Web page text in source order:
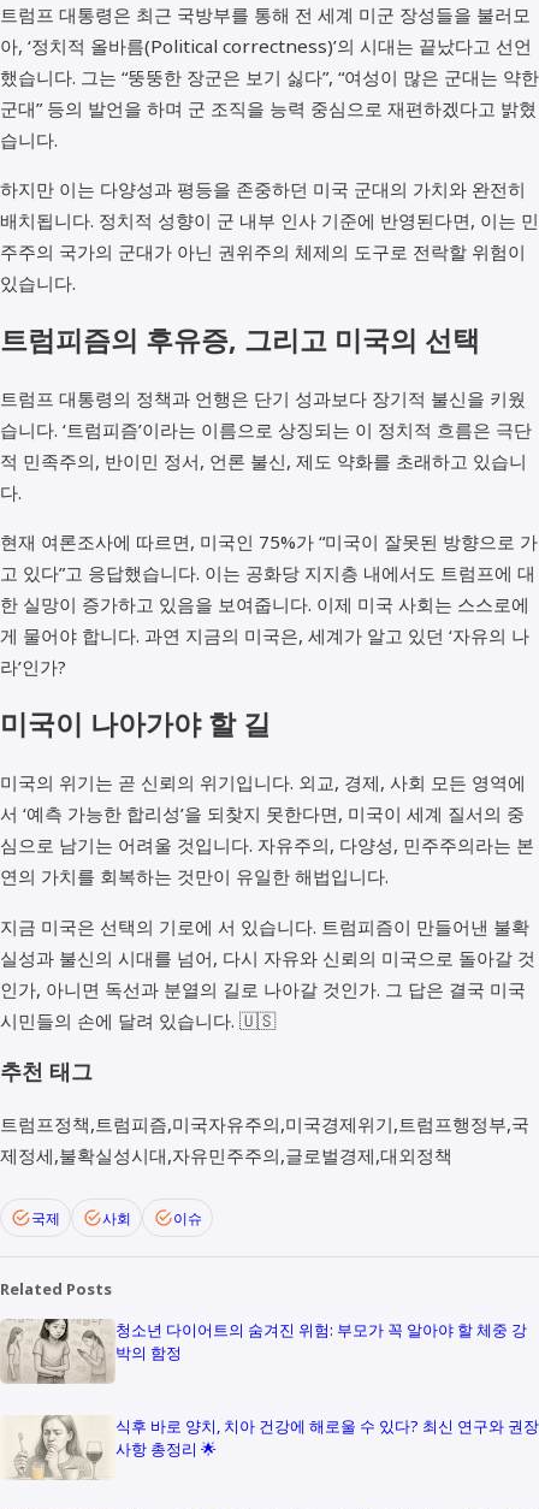
트럼프 대통령은 최근 국방부를 통해 전 세계 미군 장성들을 불러모
아, ‘정치적 올바름(Political correctness)’의 시대는 끝났다고 선언
했습니다. 그는 “뚱뚱한 장군은 보기 싫다”, “여성이 많은 군대는 약한
군대” 등의 발언을 하며 군 조직을 능력 중심으로 재편하겠다고 밝혔
습니다.
하지만 이는 다양성과 평등을 존중하던 미국 군대의 가치와 완전히
배치됩니다. 정치적 성향이 군 내부 인사 기준에 반영된다면, 이는 민
주주의 국가의 군대가 아닌 권위주의 체제의 도구로 전락할 위험이
있습니다.
트럼피즘의 후유증, 그리고 미국의 선택
트럼프 대통령의 정책과 언행은 단기 성과보다 장기적 불신을 키웠
습니다. ‘트럼피즘’이라는 이름으로 상징되는 이 정치적 흐름은 극단
적 민족주의, 반이민 정서, 언론 불신, 제도 약화를 초래하고 있습니
다.
현재 여론조사에 따르면, 미국인 75%가 “미국이 잘못된 방향으로 가
고 있다”고 응답했습니다. 이는 공화당 지지층 내에서도 트럼프에 대
한 실망이 증가하고 있음을 보여줍니다. 이제 미국 사회는 스스로에
게 물어야 합니다. 과연 지금의 미국은, 세계가 알고 있던 ‘자유의 나
라’인가?
미국이 나아가야 할 길
미국의 위기는 곧 신뢰의 위기입니다. 외교, 경제, 사회 모든 영역에
서 ‘예측 가능한 합리성’을 되찾지 못한다면, 미국이 세계 질서의 중
심으로 남기는 어려울 것입니다. 자유주의, 다양성, 민주주의라는 본
연의 가치를 회복하는 것만이 유일한 해법입니다.
지금 미국은 선택의 기로에 서 있습니다. 트럼피즘이 만들어낸 불확
실성과 불신의 시대를 넘어, 다시 자유와 신뢰의 미국으로 돌아갈 것
인가, 아니면 독선과 분열의 길로 나아갈 것인가. 그 답은 결국 미국
시민들의 손에 달려 있습니다. 🇺🇸
추천 태그
트럼프정책,트럼피즘,미국자유주의,미국경제위기,트럼프행정부,국
제정세,불확실성시대,자유민주주의,글로벌경제,대외정책
국제 사회 이슈
Related Posts
청소년 다이어트의 숨겨진 위험: 부모가 꼭 알아야 할 체중 강
박의 함정
식후 바로 양치, 치아 건강에 해로울 수 있다? 최신 연구와 권장
사항 총정리 🌟